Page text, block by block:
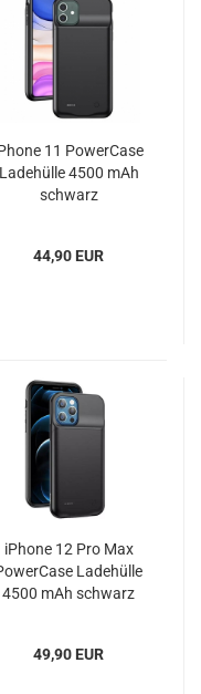
11 PowerCase
Ladehülle 4500 mAh
schwarz
44,90 EUR
iPhone 12 Pro Max
Ladehülle
4500 mAh schwarz
49,90 EUR